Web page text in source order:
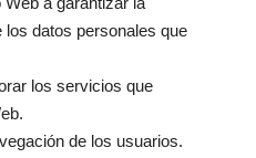
los datos personales que
los servicios que
de los usuarios.